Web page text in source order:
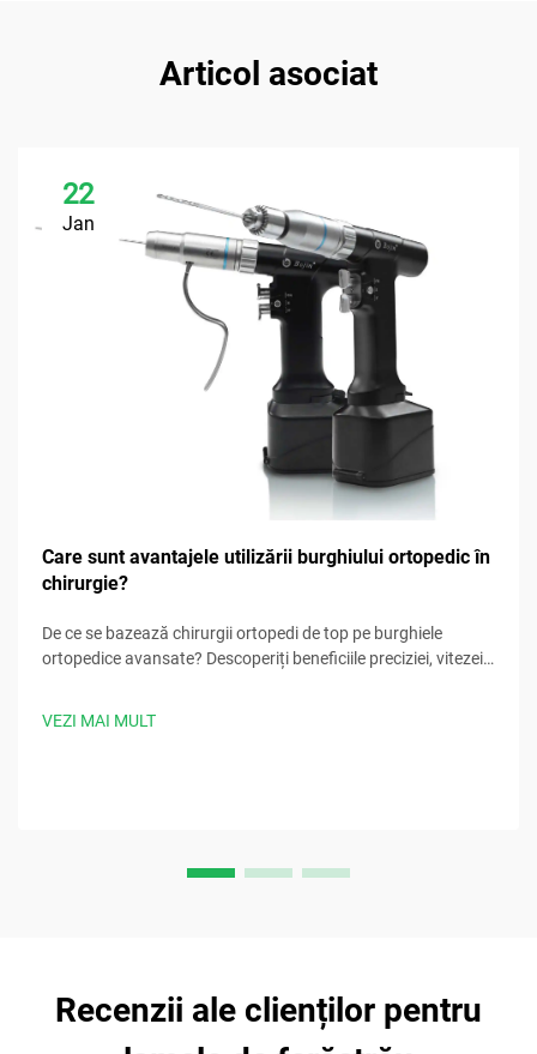
Articol asociat
22
Jan
Care sunt avantajele utilizării burghiului ortopedic în
chirurgie?
De ce se bazează chirurgii ortopedi de top pe burghiele
ortopedice avansate? Descoperiți beneficiile preciziei, vitezei,
VEZI MAI MULT
Recenzii ale clienților pentru